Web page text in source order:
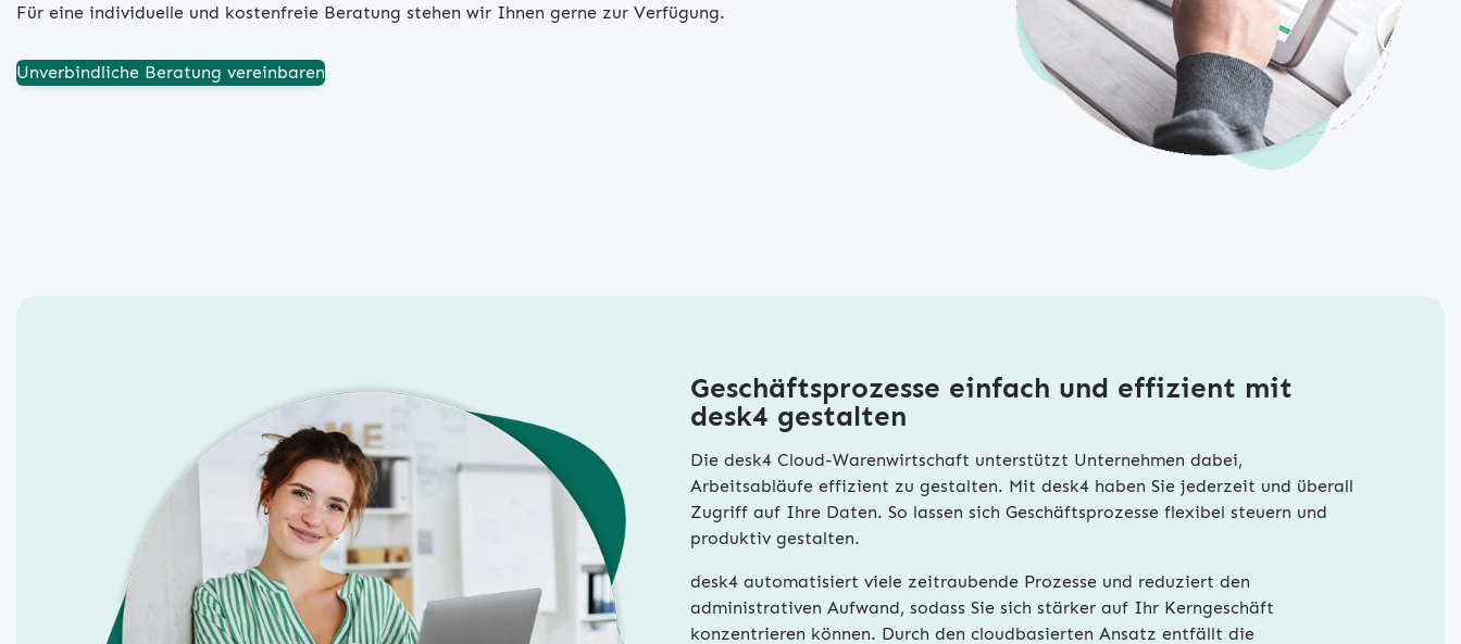
Für eine individuelle und kostenfreie Beratung stehen wir Ihnen gerne zur Verfügung.
Unverbindliche Beratung vereinbaren
Geschäftsprozesse einfach und effizient mit
desk4 gestalten
Die desk4 Cloud-Warenwirtschaft unterstützt Unternehmen dabei,
Arbeitsabläufe effizient zu gestalten. Mit desk4 haben Sie jederzeit und überall
Zugriff auf Ihre Daten. So lassen sich Geschäftsprozesse flexibel steuern und
produktiv gestalten.
desk4 automatisiert viele zeitraubende Prozesse und reduziert den
administrativen Aufwand, sodass Sie sich stärker auf Ihr Kerngeschäft
konzentrieren können. Durch den cloudbasierten Ansatz entfällt die